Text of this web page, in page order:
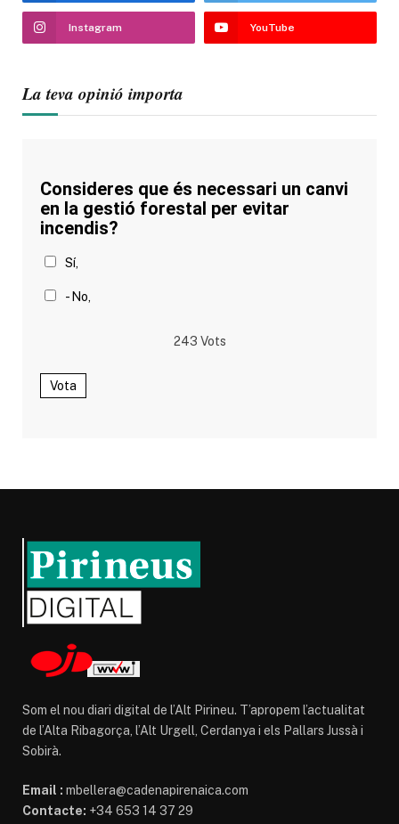
Instagram YouTube
La teva opinió importa
Consideres que és necessari un canvi
en la gestió forestal per evitar
incendis?
Sí,
- No,
243 Vots
Vota
Som el nou diari digital de l’Alt Pirineu. T’apropem l’actualitat
de l’Alta Ribagorça, l’Alt Urgell, Cerdanya i els Pallars Jussà i
Sobirà.
Email : mbellera@cadenapirenaica.com
Contacte: +34 653 14 37 29